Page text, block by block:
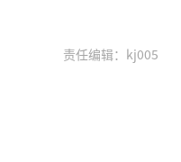
责任编辑：kj005